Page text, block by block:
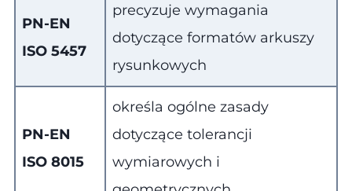
PN-EN
ISO 5457
precyzuje wymagania
dotyczące formatów arkuszy
rysunkowych
PN-EN
ISO 8015
określa ogólne zasady
dotyczące tolerancji
wymiarowych i